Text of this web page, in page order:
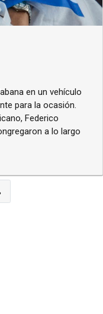
en un vehículo
para la ocasión.
Federico
a lo largo